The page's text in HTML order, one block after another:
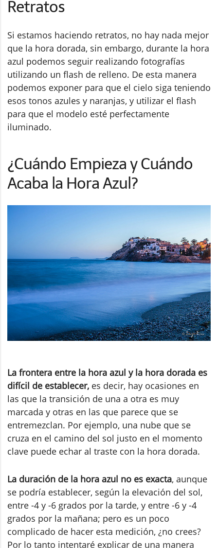
Retratos
Si estamos haciendo retratos, no hay nada mejor
que la hora dorada, sin embargo, durante la hora
azul podemos seguir realizando fotografías
utilizando un flash de relleno. De esta manera
podemos exponer para que el cielo siga teniendo
esos tonos azules y naranjas, y utilizar el flash
para que el modelo esté perfectamente
iluminado.
¿Cuándo Empieza y Cuándo
Acaba la Hora Azul?
La frontera entre la hora azul y la hora dorada es
difícil de establecer, es decir, hay ocasiones en
las que la transición de una a otra es muy
marcada y otras en las que parece que se
entremezclan. Por ejemplo, una nube que se
cruza en el camino del sol justo en el momento
clave puede echar al traste con la hora dorada.
La duración de la hora azul no es exacta, aunque
se podría establecer, según la elevación del sol,
entre -4 y -6 grados por la tarde, y entre -6 y -4
grados por la mañana; pero es un poco
complicado de hacer esta medición, ¿no crees?
Por lo tanto intentaré explicar de una manera